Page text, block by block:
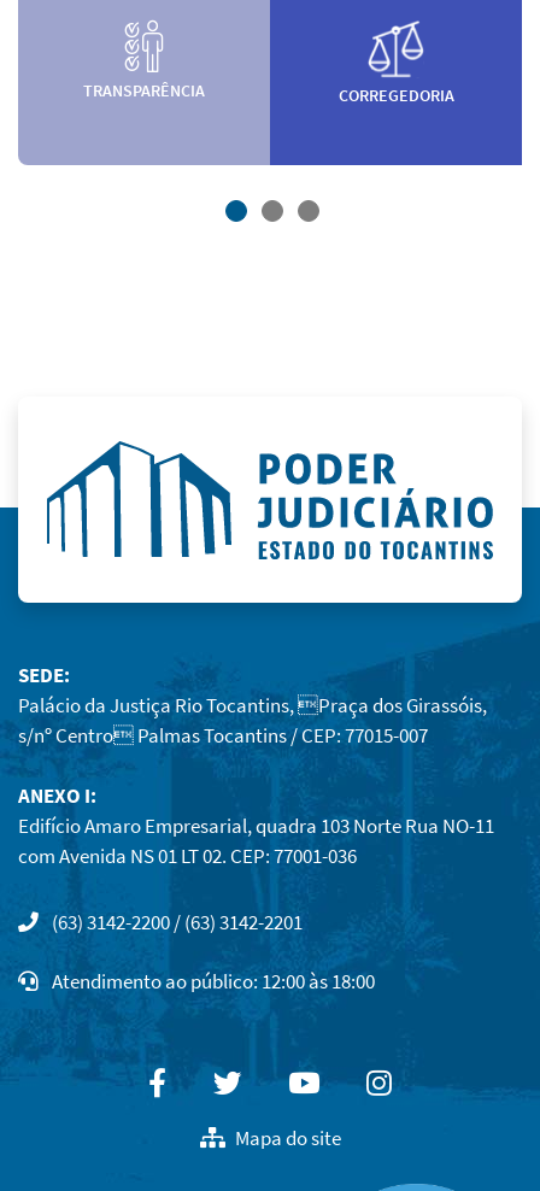
TRANSPARÊNCIA CORREGEDORIA
SEDE:
Palácio da Justiça Rio Tocantins, Praça dos Girassóis,
s/nº Centro Palmas Tocantins / CEP: 77015-007
ANEXO I:
Edifício Amaro Empresarial, quadra 103 Norte Rua NO-11
com Avenida NS 01 LT 02. CEP: 77001-036
(63) 3142-2200 / (63) 3142-2201
Atendimento ao público: 12:00 às 18:00
FacebookTwitterYoutubeInstagram
Mapa do site